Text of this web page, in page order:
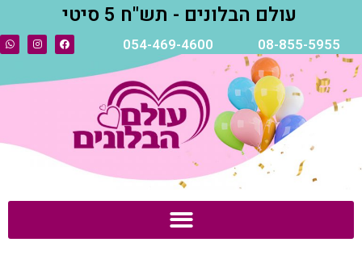
עולם הבלונים - תש"ח 5 סיטי
08-855-5955
054-469-4600